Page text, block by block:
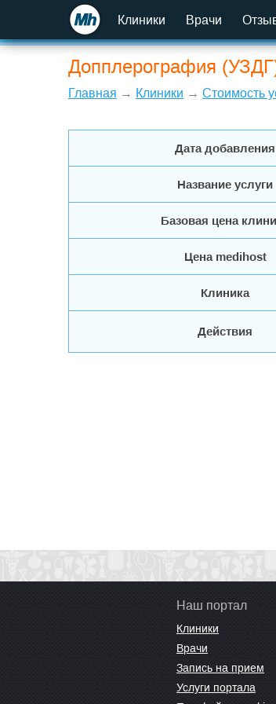
Клиники Врачи
Допплерография
Главная → Клиники → Стоимость
Дата добавления
Название услуги
Базовая цена
Цена medihost
Клиника
Действия
Наш портал
Клиники
Врачи
Запись на прием
Услуги портала